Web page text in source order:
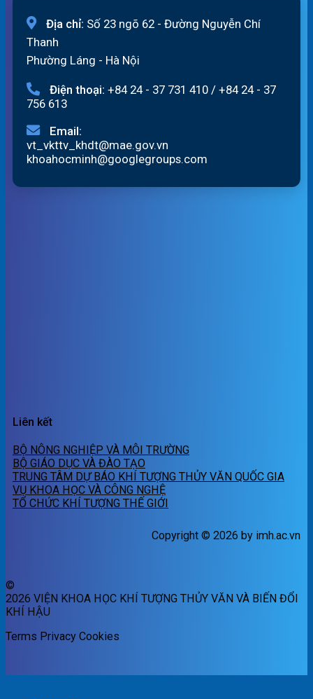
Địa chỉ: Số 23 ngõ 62 - Đường Nguyễn Chí
Thanh
Phường Láng - Hà Nội
Điện thoại: +84 24 - 37 731 410 / +84 24 - 37
756 613
Email:
vt_vkttv_khdt@mae.gov.vn
khoahocminh@googlegroups.com
Liên kết
BỘ NÔNG NGHIỆP VÀ MÔI TRƯỜNG
BỘ GIÁO DỤC VÀ ĐÀO TẠO
TRUNG TÂM DỰ BÁO KHÍ TƯỢNG THỦY VĂN QUỐC GIA
VỤ KHOA HỌC VÀ CÔNG NGHỆ
TỔ CHỨC KHÍ TƯỢNG THẾ GIỚI
Copyright © 2026 by imh.ac.vn
©
2026 VIỆN KHOA HỌC KHÍ TƯỢNG THỦY VĂN VÀ BIẾN ĐỔI
KHÍ HẬU
Terms Privacy Cookies